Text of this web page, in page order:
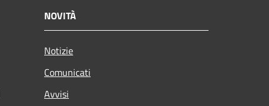
NOVITÀ
Notizie
Comunicati
Avvisi